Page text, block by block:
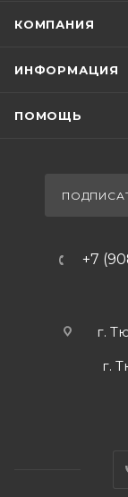
КОМПАНИЯ
ИНФОРМАЦИЯ
ПОМОЩЬ
+7
г.
г.